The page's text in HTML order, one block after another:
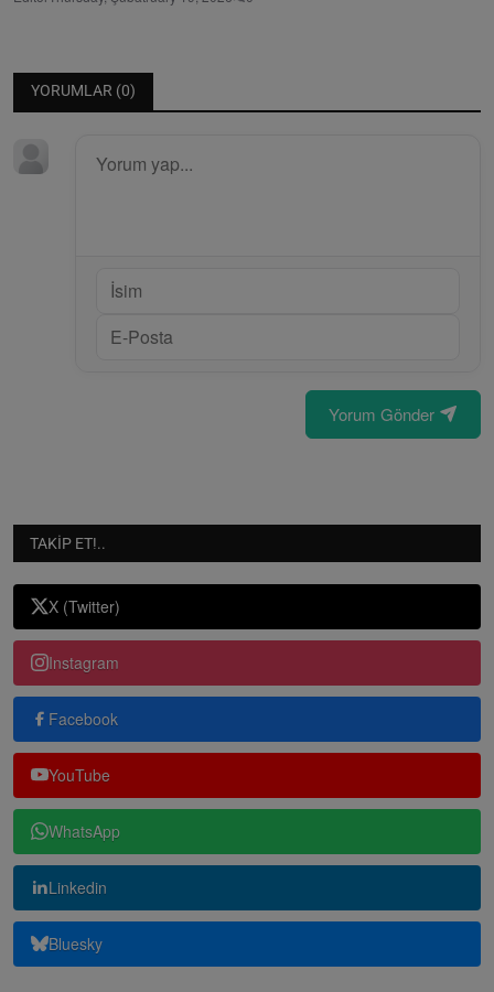
YORUMLAR (0)
Yorum Gönder
TAKIP ET!..
X (Twitter)
Instagram
Facebook
YouTube
WhatsApp
Linkedin
Bluesky